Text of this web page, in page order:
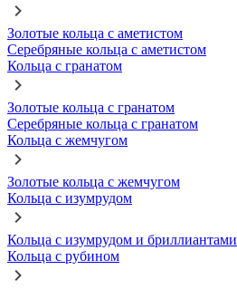
Золотые кольца с аметистом
Серебряные кольца с аметистом
Кольца с гранатом
Золотые кольца с гранатом
Серебряные кольца с гранатом
Кольца с жемчугом
Золотые кольца с жемчугом
Кольца с изумрудом
Кольца с изумрудом и бриллиантами
Кольца с рубином